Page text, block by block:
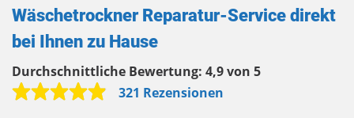
Wäschetrockner Reparatur-Service direkt
bei Ihnen zu Hause
Durchschnittliche Bewertung: 4,9 von 5
321 Rezensionen